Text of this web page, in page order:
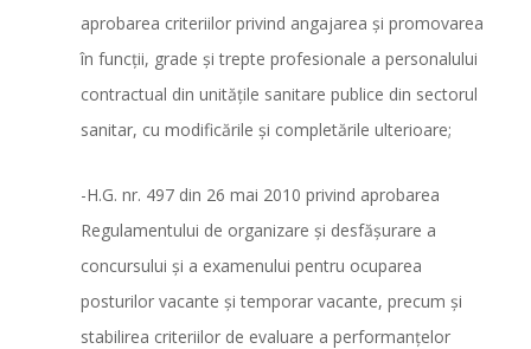
aprobarea criteriilor privind angajarea şi promovarea
în funcţii, grade şi trepte profesionale a personalului
contractual din unităţile sanitare publice din sectorul
sanitar, cu modificările și completările ulterioare;
-H.G. nr. 497 din 26 mai 2010 privind aprobarea
Regulamentului de organizare şi desfăşurare a
concursului şi a examenului pentru ocuparea
posturilor vacante şi temporar vacante, precum şi
stabilirea criteriilor de evaluare a performanţelor